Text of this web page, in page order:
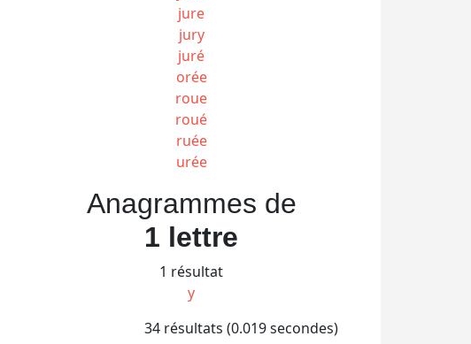
jure
jury
juré
orée
roue
roué
ruée
urée
Anagrammes de
1 lettre
1 résultat
y
34 résultats (0.019 secondes)